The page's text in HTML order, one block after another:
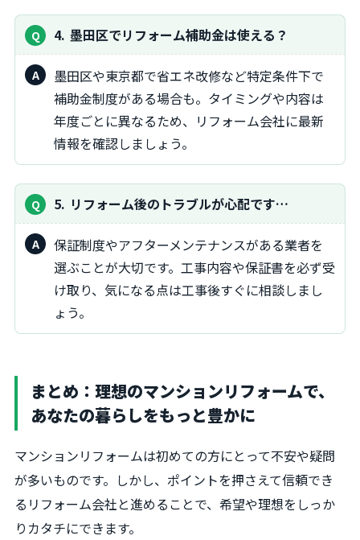
4 墨田区でリフォーム補助金は使える？
墨田区や東京都で省エネ改修など特定条件下で
補助金制度がある場合も。タイミングや内容は
年度ごとに異なるため、リフォーム会社に最新
情報を確認しましょう。
5 リフォーム後のトラブルが心配です…
保証制度やアフターメンテナンスがある業者を
選ぶことが大切です。工事内容や保証書を必ず受
け取り、気になる点は工事後すぐに相談しまし
ょう。
まとめ：理想のマンションリフォームで、
あなたの暮らしをもっと豊かに
マンションリフォームは初めての方にとって不安や疑問
が多いものです。しかし、ポイントを押さえて信頼でき
るリフォーム会社と進めることで、希望や理想をしっか
りカタチにできます。